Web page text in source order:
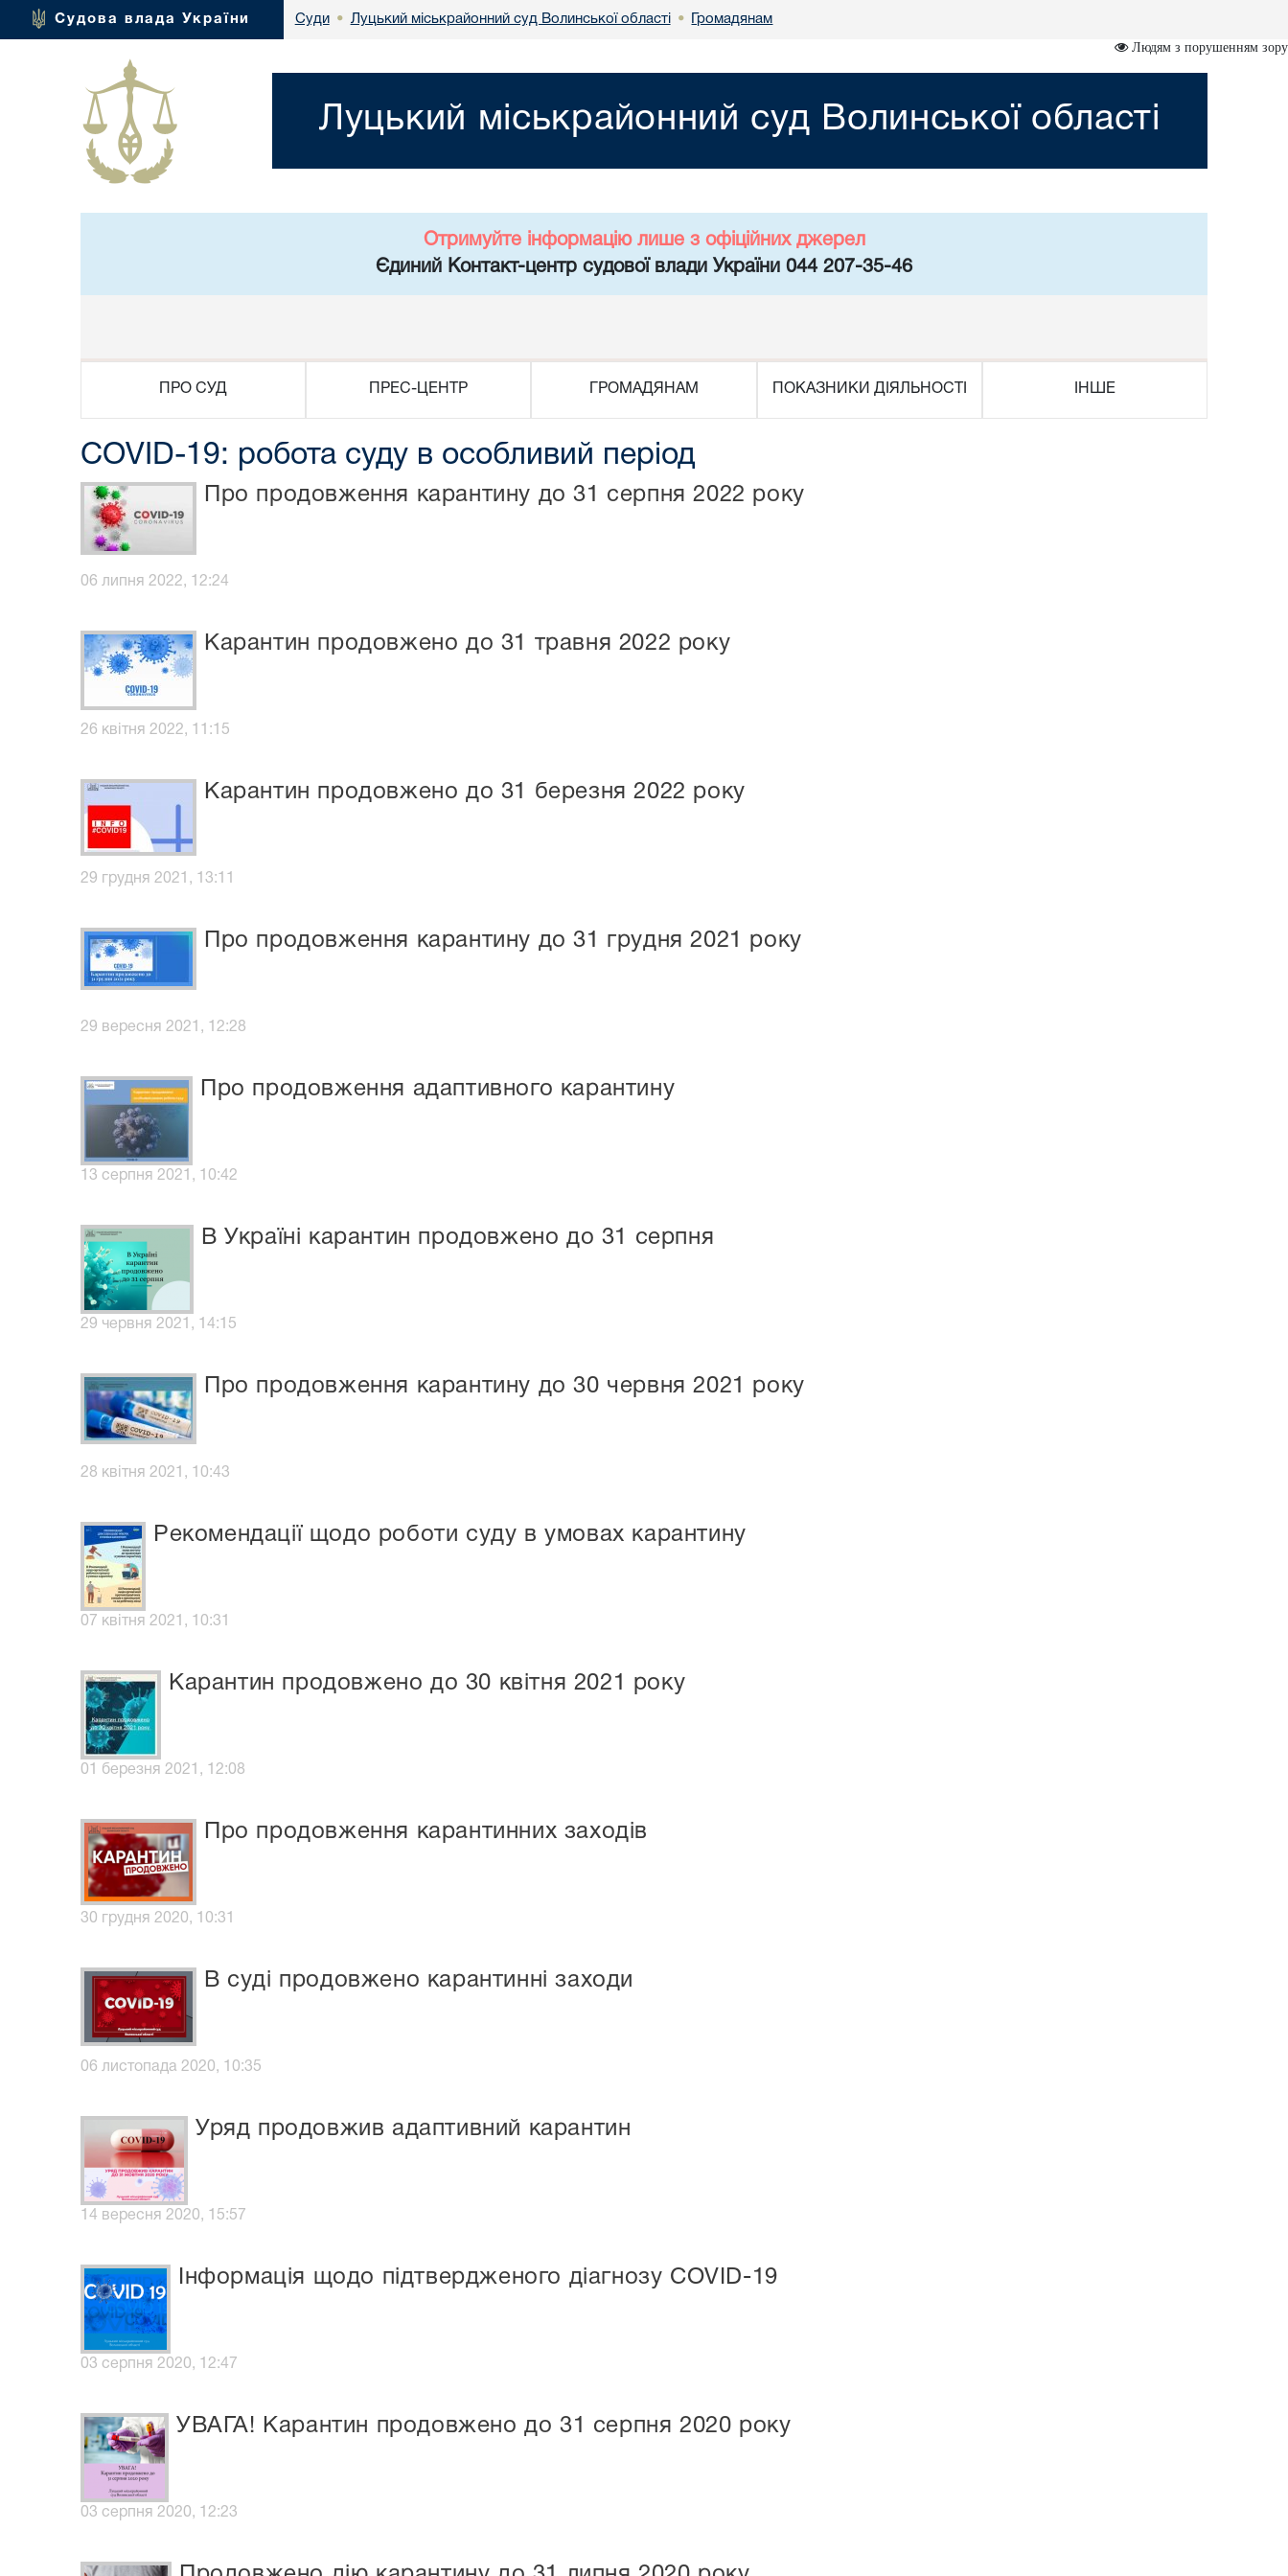
Судова влада України Суди • Луцький міськрайонний суд Волинської області • Громадянам
Людям з порушенням зору
Луцький міськрайонний суд Волинської області
Отримуйте інформацію лише з офіційних джерел
Єдиний Контакт-центр судової влади України 044 207-35-46
ПРО СУД ПРЕС-ЦЕНТР ГРОМАДЯНАМ ПОКАЗНИКИ ДІЯЛЬНОСТІ ІНШЕ
COVID-19: робота суду в особливий період
Про продовження карантину до 31 серпня 2022 року
06 липня 2022, 12:24
Карантин продовжено до 31 травня 2022 року
26 квітня 2022, 11:15
Карантин продовжено до 31 березня 2022 року
29 грудня 2021, 13:11
Про продовження карантину до 31 грудня 2021 року
29 вересня 2021, 12:28
Про продовження адаптивного карантину
13 серпня 2021, 10:42
В Україні карантин продовжено до 31 серпня
29 червня 2021, 14:15
Про продовження карантину до 30 червня 2021 року
28 квітня 2021, 10:43
Рекомендації щодо роботи суду в умовах карантину
07 квітня 2021, 10:31
Карантин продовжено до 30 квітня 2021 року
01 березня 2021, 12:08
Про продовження карантинних заходів
30 грудня 2020, 10:31
В суді продовжено карантинні заходи
06 листопада 2020, 10:35
Уряд продовжив адаптивний карантин
14 вересня 2020, 15:57
Інформація щодо підтвердженого діагнозу COVID-19
03 серпня 2020, 12:47
УВАГА! Карантин продовжено до 31 серпня 2020 року
03 серпня 2020, 12:23